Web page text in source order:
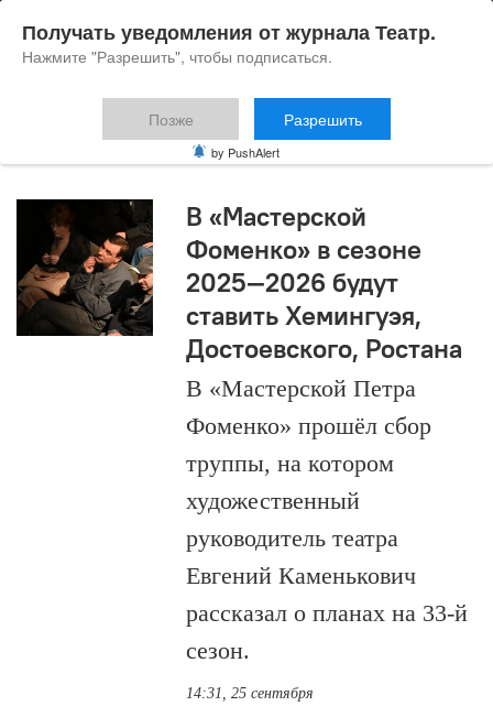
Евгений Каменькович
В «Мастерской
Фоменко» в сезоне
2025—2026 будут
ставить Хемингуэя,
Достоевского, Ростана
В «Мастерской Петра
Фоменко» прошёл сбор
труппы, на котором
художественный
руководитель театра
Евгений Каменькович
рассказал о планах на 33-й
сезон.
14:31, 25 сентября
Получать уведомления от журнала Театр.
Нажмите "Разрешить", чтобы подписаться.
Позже Разрешить
by PushAlert